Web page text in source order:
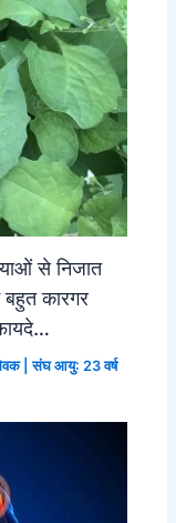
से निजात
बहुत कारगर
| संघ आयु: 23 वर्ष